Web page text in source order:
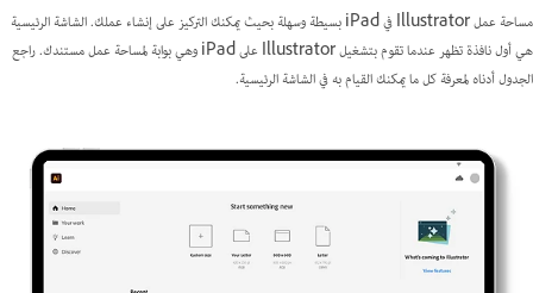
مساحة عمل Illustrator في iPad بسيطة وسهلة بحيث يمكنك التركيز على إنشاء عملك. الشاشة الرئيسية
هي أول نافذة تظهر عندما تقوم بتشغيل Illustrator على iPad وهي بوابة لمساحة عمل مستندك. راجع
الجدول أدناه لمعرفة كل ما يمكنك القيام به في الشاشة الرئيسية.